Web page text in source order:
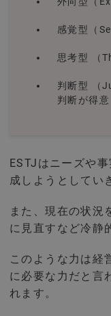
感覚型（
思考型 （
判断型 （
判断が得意
ESTJはニーズや
成しようとしてい
また、現在の状況
に見直すなど冷静
このような力は経
に必要な力だと言
れます。